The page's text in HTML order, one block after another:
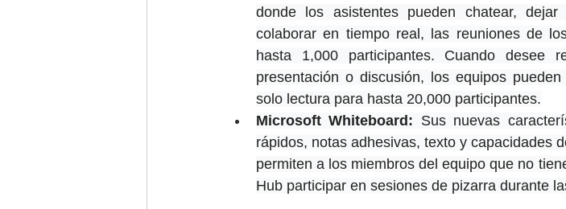
donde los asistentes pueden chatear,
colaborar en tiempo real, las reuniones de
hasta 1,000 participantes. Cuando
presentación o discusión, los equipos
solo lectura para hasta 20,000 participantes.
Microsoft Whiteboard: Sus nuevas
rápidos, notas adhesivas, texto y capacidades
permiten a los miembros del equipo que no
Hub participar en sesiones de pizarra durante